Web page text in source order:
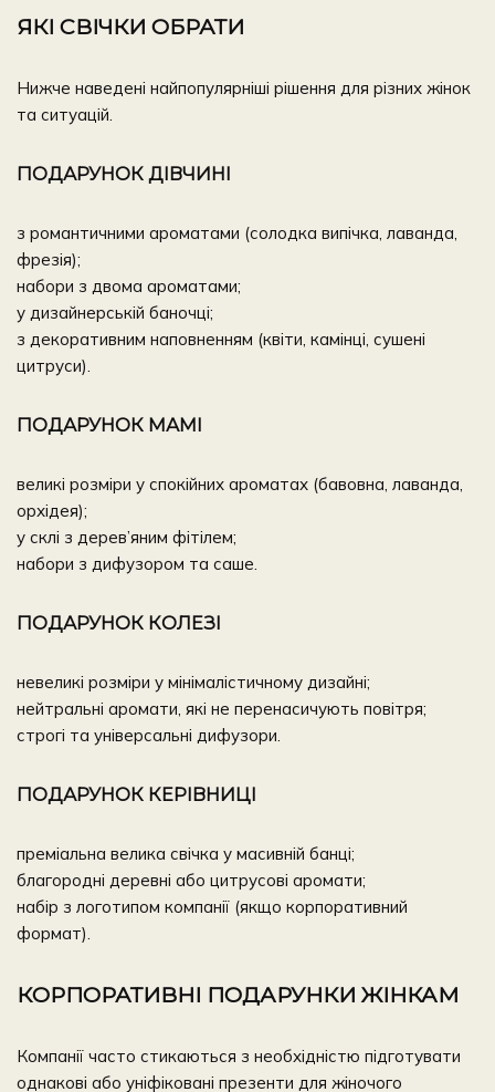
ЯКІ СВІЧКИ ОБРАТИ
Нижче наведені найпопулярніші рішення для різних жінок
та ситуацій.
ПОДАРУНОК ДІВЧИНІ
з романтичними ароматами (солодка випічка, лаванда,
фрезія);
набори з двома ароматами;
у дизайнерській баночці;
з декоративним наповненням (квіти, камінці, сушені
цитруси).
ПОДАРУНОК МАМІ
великі розміри у спокійних ароматах (бавовна, лаванда,
орхідея);
у склі з дерев’яним фітілем;
набори з дифузором та саше.
ПОДАРУНОК КОЛЕЗІ
невеликі розміри у мінімалістичному дизайні;
нейтральні аромати, які не перенасичують повітря;
строгі та універсальні дифузори.
ПОДАРУНОК КЕРІВНИЦІ
преміальна велика свічка у масивній банці;
благородні деревні або цитрусові аромати;
набір з логотипом компанії (якщо корпоративний
формат).
КОРПОРАТИВНІ ПОДАРУНКИ ЖІНКАМ
Компанії часто стикаються з необхідністю підготувати
однакові або уніфіковані презенти для жіночого